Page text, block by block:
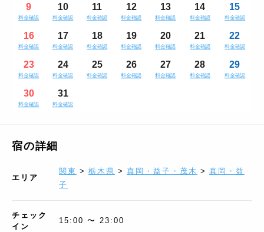
9
料金確認
10
料金確認
11
料金確認
12
料金確認
13
料金確認
14
料金確認
15
料金確認
16
料金確認
17
料金確認
18
料金確認
19
料金確認
20
料金確認
21
料金確認
22
料金確認
23
料金確認
24
料金確認
25
料金確認
26
料金確認
27
料金確認
28
料金確認
29
料金確認
30
料金確認
31
料金確認
宿の詳細
エリア
関東 > 栃木県 > 真岡・益子・茂木 > 真岡・益
子
チェック
イン
15:00 〜 23:00